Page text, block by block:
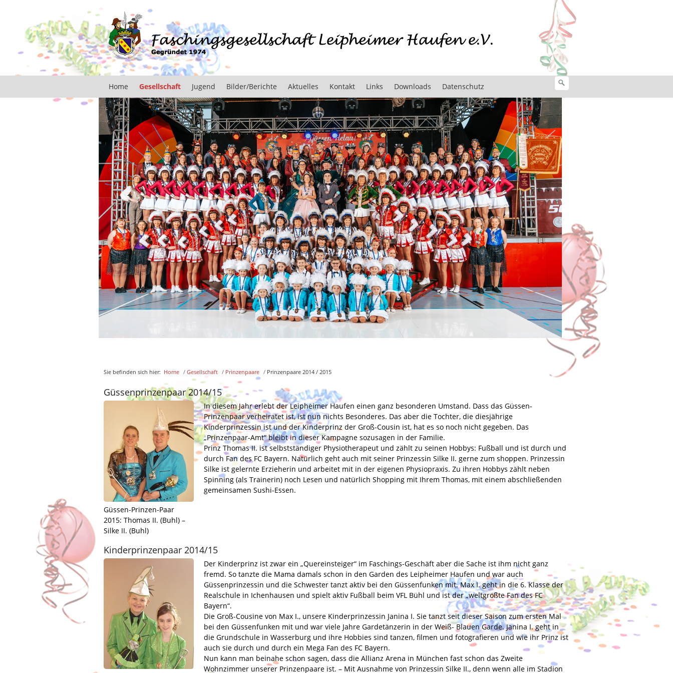
Home Gesellschaft Jugend Bilder/Berichte Aktuelles Kontakt Links Downloads Datenschutz
Sie befinden sich hier: Home / Gesellschaft / Prinzenpaare / Prinzenpaare 2014 / 2015
Güssenprinzenpaar 2014/15
Güssen-Prinzen-Paar
2015: Thomas II. (Buhl) –
Silke II. (Buhl)
In diesem Jahr erlebt der Leipheimer Haufen einen ganz besonderen Umstand. Dass das Güssen-
Prinzenpaar verheiratet ist, ist nun nichts Besonderes. Das aber die Tochter, die diesjährige
Kinderprinzessin ist und der Kinderprinz der Groß-Cousin ist, hat es so noch nicht gegeben. Das
„Prinzenpaar-Amt“ bleibt in dieser Kampagne sozusagen in der Familie.
Prinz Thomas II. ist selbstständiger Physiotherapeut und zählt zu seinen Hobbys: Fußball und ist durch und
durch Fan des FC Bayern. Natürlich geht auch mit seiner Prinzessin Silke II. gerne zum shoppen. Prinzessin
Silke ist gelernte Erzieherin und arbeitet mit in der eigenen Physiopraxis. Zu ihren Hobbys zählt neben
Spinning (als Trainerin) noch Lesen und natürlich Shopping mit Ihrem Thomas, mit einem abschließenden
gemeinsamen Sushi-Essen.
Kinderprinzenpaar 2014/15
Der Kinderprinz ist zwar ein „Quereinsteiger“ im Faschings-Geschäft aber die Sache ist ihm nicht ganz
fremd. So tanzte die Mama damals schon in den Garden des Leipheimer Haufen und war auch
Güssenprinzessin und die Schwester tanzt aktiv bei den Güssenfunken mit. Max I. geht in die 6. Klasse der
Realschule in Ichenhausen und spielt aktiv Fußball beim VFL Bühl und ist der „weltgrößte Fan des FC
Bayern“.
Die Groß-Cousine von Max I., unsere Kinderprinzessin Janina I. Sie tanzt seit dieser Saison zum ersten Mal
bei den Güssenfunken mit und war viele Jahre Gardetänzerin in der Weiß- Blauen Garde. Janina I. geht in
die Grundschule in Wasserburg und ihre Hobbies sind tanzen, filmen und fotografieren und wie ihr Prinz ist
auch sie durch und durch ein Mega Fan des FC Bayern.
Nun kann man beinahe schon sagen, dass die Allianz Arena in München fast schon das Zweite
Wohnzimmer unserer Prinzenpaare ist. – Mit Ausnahme von Prinzessin Silke II., denn wenn alle im Stadion